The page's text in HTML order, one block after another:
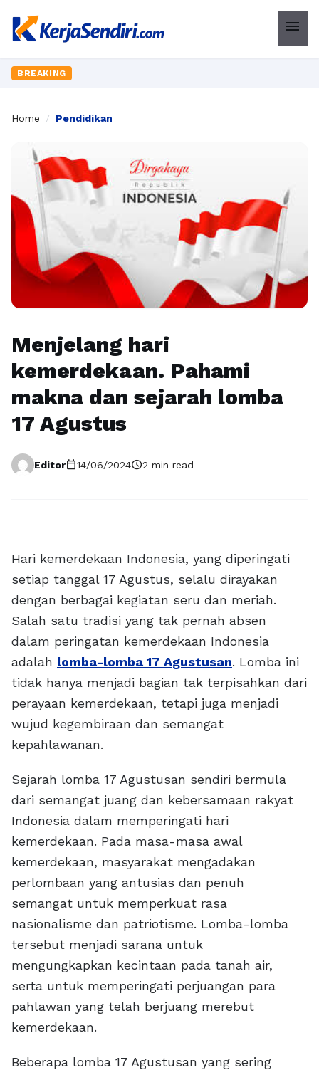
menu
BREAKING
Home / Pendidikan
Menjelang hari
kemerdekaan. Pahami
makna dan sejarah lomba
17 Agustus
Editorcalendar_today14/06/2024schedule2 min read
Hari kemerdekaan Indonesia, yang diperingati
setiap tanggal 17 Agustus, selalu dirayakan
dengan berbagai kegiatan seru dan meriah.
Salah satu tradisi yang tak pernah absen
dalam peringatan kemerdekaan Indonesia
adalah lomba-lomba 17 Agustusan. Lomba ini
tidak hanya menjadi bagian tak terpisahkan dari
perayaan kemerdekaan, tetapi juga menjadi
wujud kegembiraan dan semangat
kepahlawanan.
Sejarah lomba 17 Agustusan sendiri bermula
dari semangat juang dan kebersamaan rakyat
Indonesia dalam memperingati hari
kemerdekaan. Pada masa-masa awal
kemerdekaan, masyarakat mengadakan
perlombaan yang antusias dan penuh
semangat untuk memperkuat rasa
nasionalisme dan patriotisme. Lomba-lomba
tersebut menjadi sarana untuk
mengungkapkan kecintaan pada tanah air,
serta untuk memperingati perjuangan para
pahlawan yang telah berjuang merebut
kemerdekaan.
Beberapa lomba 17 Agustusan yang sering